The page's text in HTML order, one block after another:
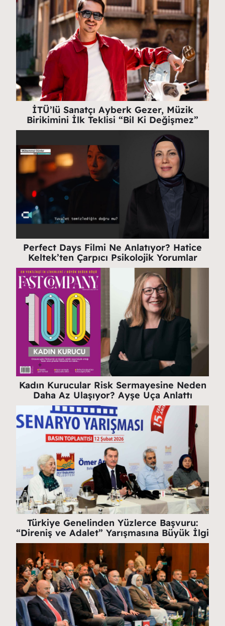
İTÜ’lü Sanatçı Ayberk Gezer, Müzik
Birikimini İlk Teklisi “Bil Ki Değişmez”
Perfect Days Filmi Ne Anlatıyor? Hatice
Keltek’ten Çarpıcı Psikolojik Yorumlar
Kadın Kurucular Risk Sermayesine Neden
Daha Az Ulaşıyor? Ayşe Uça Anlattı
Türkiye Genelinden Yüzlerce Başvuru:
“Direniş ve Adalet” Yarışmasına Büyük İlgi